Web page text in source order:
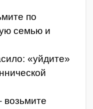
по
семью и
«уйдите»
возьмите